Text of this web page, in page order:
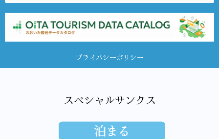
プライバシーポリシー
スペシャルサンクス